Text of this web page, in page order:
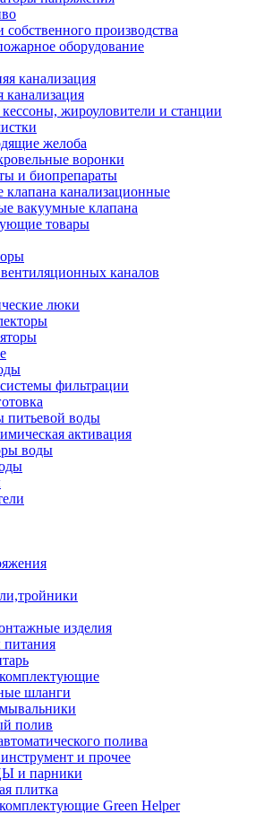
собственного производства
оборудование
канализация
канализация
жироуловители и станции
желоба
воронки
и биопрепараты
клапана канализационные
вакуумные клапана
товары
каналов
люки
фильтрации
питьевой воды
активация
воды
изделия
питания
шланги
полив
полива
и прочее
и парники
плитка
Green Helper